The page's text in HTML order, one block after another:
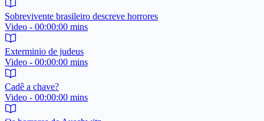
Sobrevivente brasileiro descreve horrores
Video - 00:00:00 mins
Exterminio de judeus
Video - 00:00:00 mins
Cadê a chave?
Video - 00:00:00 mins